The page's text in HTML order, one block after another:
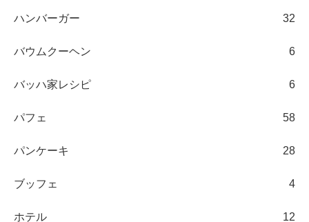
ハンバーガー 32
バウムクーヘン 6
バッハ家レシピ 6
パフェ 58
パンケーキ 28
ブッフェ 4
ホテル 12